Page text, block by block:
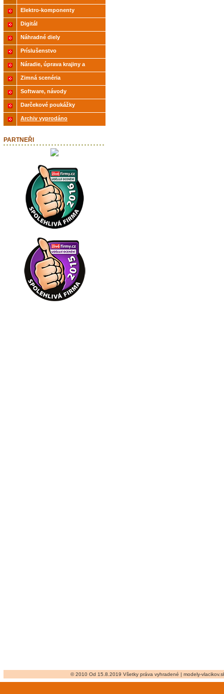
Elektro-komponenty
Digitál
Náhradné diely
Príslušenstvo
Náradie, úprava krajiny a
modelov
Zimná scenéria
Software, návody
Darčekové poukážky
Archiv vyprodáno
PARTNEŘI
© 2010 Od 15.8.2019 Všetky práva vyhradené | modely-